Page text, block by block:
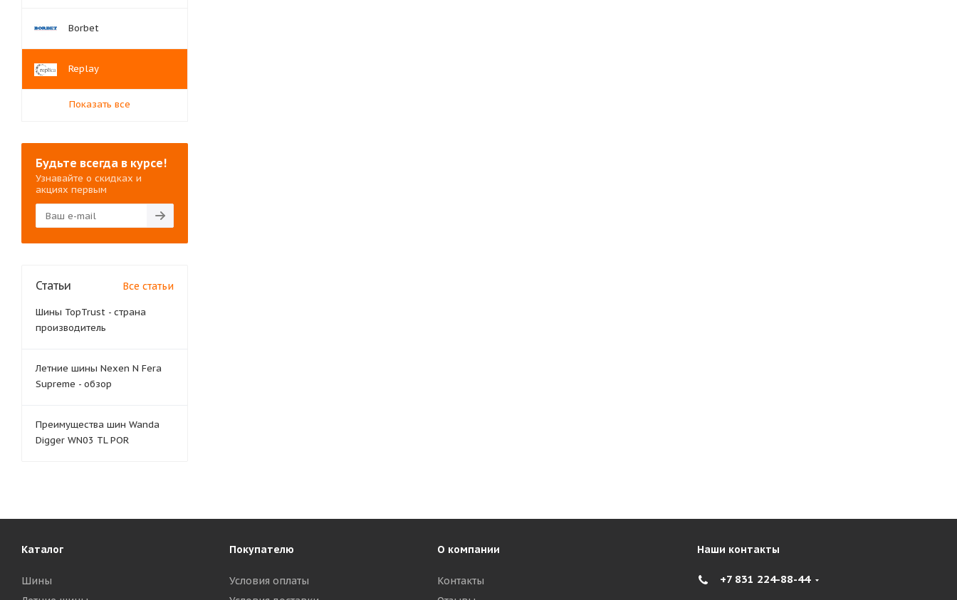
Borbet
Replay
Показать все
Будьте всегда в курсе!
Узнавайте о скидках и
акциях первым
Статьи Все статьи
Шины TopTrust - страна
производитель
Летние шины Nexen N Fera
Supreme - обзор
Преимущества шин Wanda
Digger WN03 TL POR
Каталог
Шины
Покупателю
Условия оплаты
О компании
Контакты
Наши контакты
+7 831 224-88-44